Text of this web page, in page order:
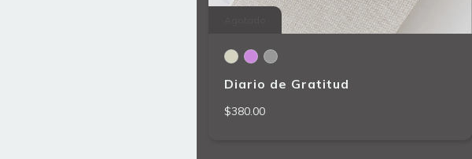
Diario de Gratitud
$380.00